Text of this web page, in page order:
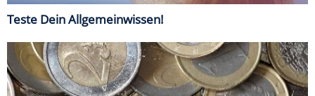
Teste Dein Allgemeinwissen!